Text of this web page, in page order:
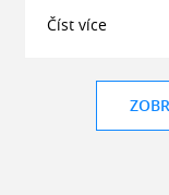
Číst více